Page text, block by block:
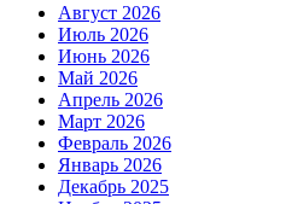
Август 2026
Июль 2026
Июнь 2026
Май 2026
Апрель 2026
Март 2026
Февраль 2026
Январь 2026
Декабрь 2025